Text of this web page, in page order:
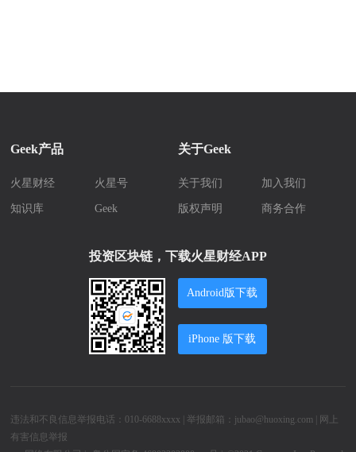
Geek产品
火星财经 火星号
知识库 Geek
关于Geek
关于我们 加入我们
版权声明 商务合作
投资区块链，下载火星财经APP
Android版下载
iPhone 版下载
违法和不良信息举报电话：010-6688xxxx | 举报邮箱：jubao@huoxing.com |
网上
有害信息举报